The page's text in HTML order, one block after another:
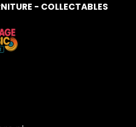
- COLLECTABLES